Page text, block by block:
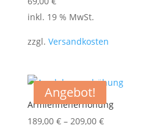
inkl. 19 % MwSt.
zzgl. Versandkosten
Angebot!
Armlehnenerhöhung
189,00 €– 209,00 €